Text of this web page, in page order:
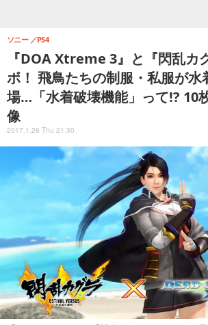
『DOA Xtreme 3』と『閃乱カ
ボ！ 飛鳥たちの制服・私服が水
場…「水着破壊機能」って!? 10
像
ソニー PS4
2017.1.26 Thu 21:30